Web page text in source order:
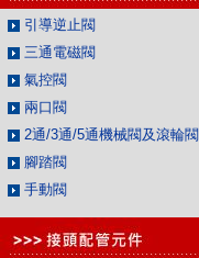
引導逆止閥
三通電磁閥
氣控閥
兩口閥
2通/3通/5通機械閥及滾輪閥
腳踏閥
手動閥